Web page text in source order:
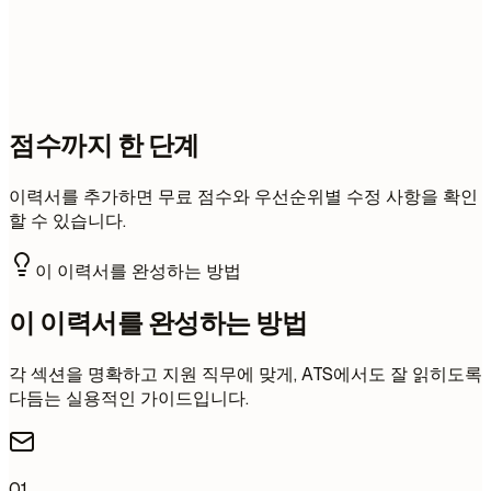
점수까지 한 단계
이력서를 추가하면 무료 점수와 우선순위별 수정 사항을 확인
할 수 있습니다.
이 이력서를 완성하는 방법
이 이력서를 완성하는 방법
각 섹션을 명확하고 지원 직무에 맞게, ATS에서도 잘 읽히도록
다듬는 실용적인 가이드입니다.